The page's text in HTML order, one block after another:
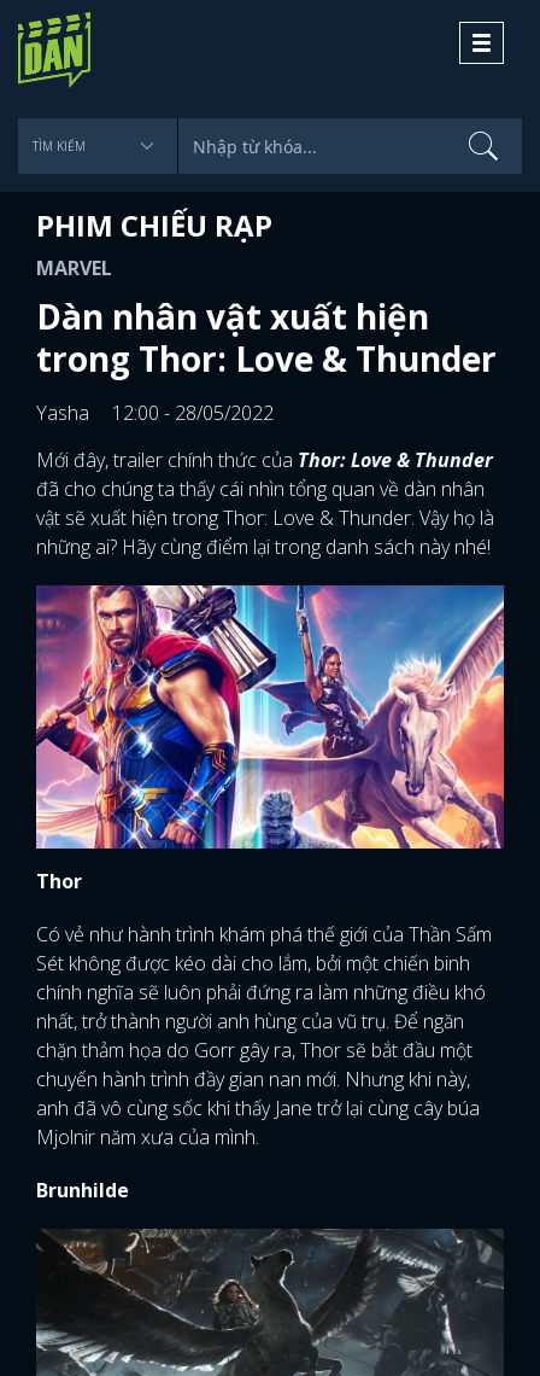
Toggle
PHIM CHIẾU RẠP
MARVEL
Dàn nhân vật xuất hiện
trong Thor: Love & Thunder
Yasha
12:00 - 28/05/2022
Mới đây, trailer chính thức của Thor: Love & Thunder
đã cho chúng ta thấy cái nhìn tổng quan về dàn nhân
vật sẽ xuất hiện trong Thor: Love & Thunder. Vậy họ là
những ai? Hãy cùng điểm lại trong danh sách này nhé!
Thor
Có vẻ như hành trình khám phá thế giới của Thần Sấm
Sét không được kéo dài cho lắm, bởi một chiến binh
chính nghĩa sẽ luôn phải đứng ra làm những điều khó
nhất, trở thành người anh hùng của vũ trụ. Để ngăn
chặn thảm họa do Gorr gây ra, Thor sẽ bắt đầu một
chuyến hành trình đầy gian nan mới. Nhưng khi này,
anh đã vô cùng sốc khi thấy Jane trở lại cùng cây búa
Mjolnir năm xưa của mình.
Brunhilde